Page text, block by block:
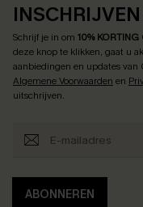
Schrijf je in om 10% KORTING
deze knop te klikken, gaat u
aanbiedingen en updates van
Algemene Voorwaarden en
uitschrijven.
ABONNEREN